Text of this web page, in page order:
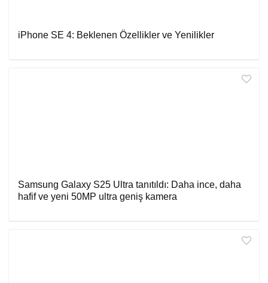
iPhone SE 4: Beklenen Özellikler ve Yenilikler
Samsung Galaxy S25 Ultra tanıtıldı: Daha ince, daha
hafif ve yeni 50MP ultra geniş kamera